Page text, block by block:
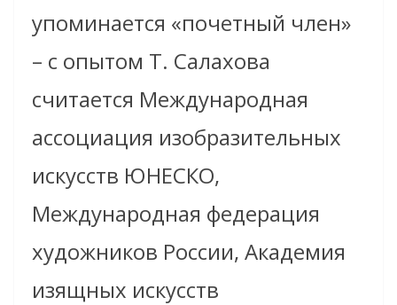
упоминается «почетный член»
– с опытом Т. Салахова
считается Международная
ассоциация изобразительных
искусств ЮНЕСКО,
Международная федерация
художников России, Академия
изящных искусств